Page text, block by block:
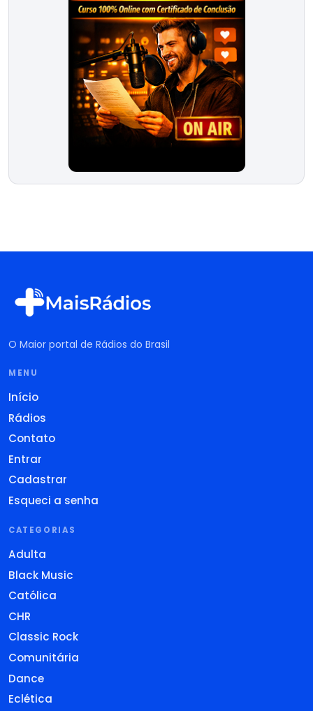
O Maior portal de Rádios do Brasil
MENU
Início
Rádios
Contato
Entrar
Cadastrar
Esqueci a senha
CATEGORIAS
Adulta
Black Music
Católica
CHR
Classic Rock
Comunitária
Dance
Eclética